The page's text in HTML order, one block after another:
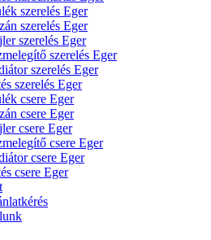
szerelés Eger
szerelés Eger
szerelés Eger
szerelés Eger
szerelés Eger
szerelés Eger
csere Eger
csere Eger
csere Eger
csere Eger
csere Eger
csere Eger